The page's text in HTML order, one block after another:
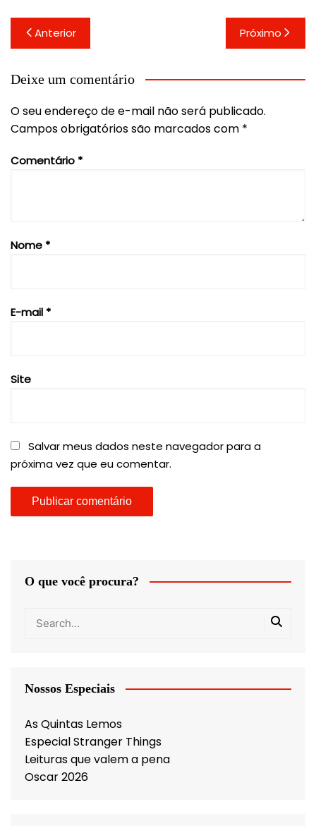
Navegação
de
Post
Anterior Próximo
Deixe um comentário
O seu endereço de e-mail não será publicado.
Campos obrigatórios são marcados com *
Comentário *
Nome *
E-mail *
Site
Salvar meus dados neste navegador para a
próxima vez que eu comentar.
O que você procura?
Nossos Especiais
As Quintas Lemos
Especial Stranger Things
Leituras que valem a pena
Oscar 2026